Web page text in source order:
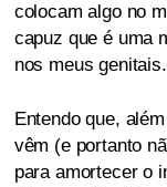
colocam algo no
capuz que é uma
nos meus genitais.
Entendo que,
vêm (e portanto
para amortecer o